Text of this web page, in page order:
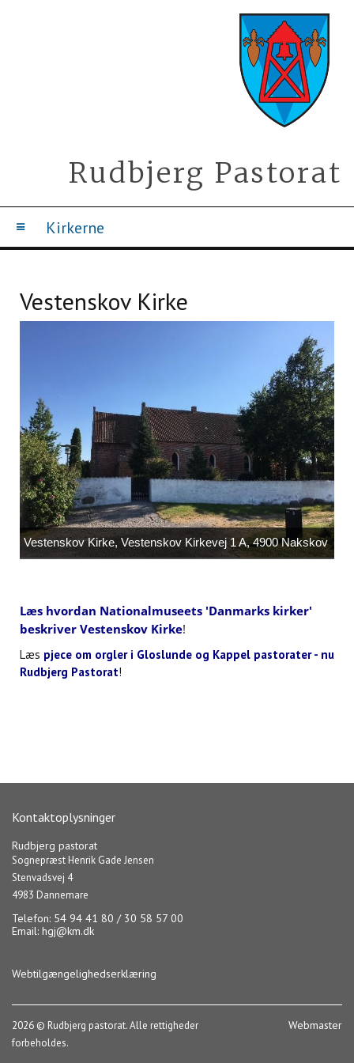
Rudbjerg Pastorat
Kirkerne
Vestenskov Kirke
Vestenskov Kirke, Vestenskov Kirkevej 1 A, 4900 Nakskov
Læs hvordan Nationalmuseets 'Danmarks kirker'
beskriver Vestenskov Kirke!
Læs pjece om orgler i Gloslunde og Kappel pastorater - nu
Rudbjerg Pastorat!
Kontaktoplysninger
Rudbjerg pastorat
Sognepræst Henrik Gade Jensen
Stenvadsvej 4
4983 Dannemare
Telefon: 54 94 41 80 / 30 58 57 00
Email: hgj@km.dk
Webtilgængelighedserklæring
2026 © Rudbjerg pastorat. Alle rettigheder
forbeholdes.
Webmaster